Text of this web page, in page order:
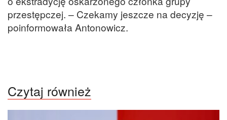
przestępczej. – Czekamy jeszcze na decyzję –
poinformowała Antonowicz.
Czytaj również